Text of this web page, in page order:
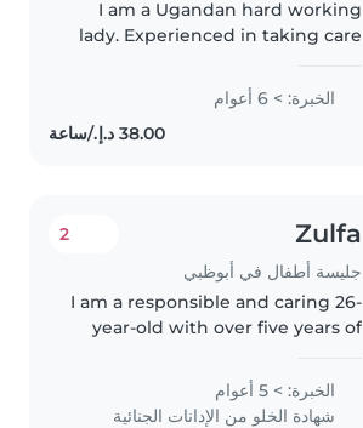
I am a Ugandan hard working
lady. Experienced in taking care
have 6 years of experience in the
gulf countries working with both
locals and exparts. I have..
الخبرة: > 6 أعوام
Zulfa
جليسة أطفال في أبوظبي
2
I am a responsible and caring 26-
year-old with over five years of
children in a kids' amusement
arcade. I hold a CACHE Level 2
الخبرة: > 5 أعوام
شهادة الخلو من الإدانات الجنائية